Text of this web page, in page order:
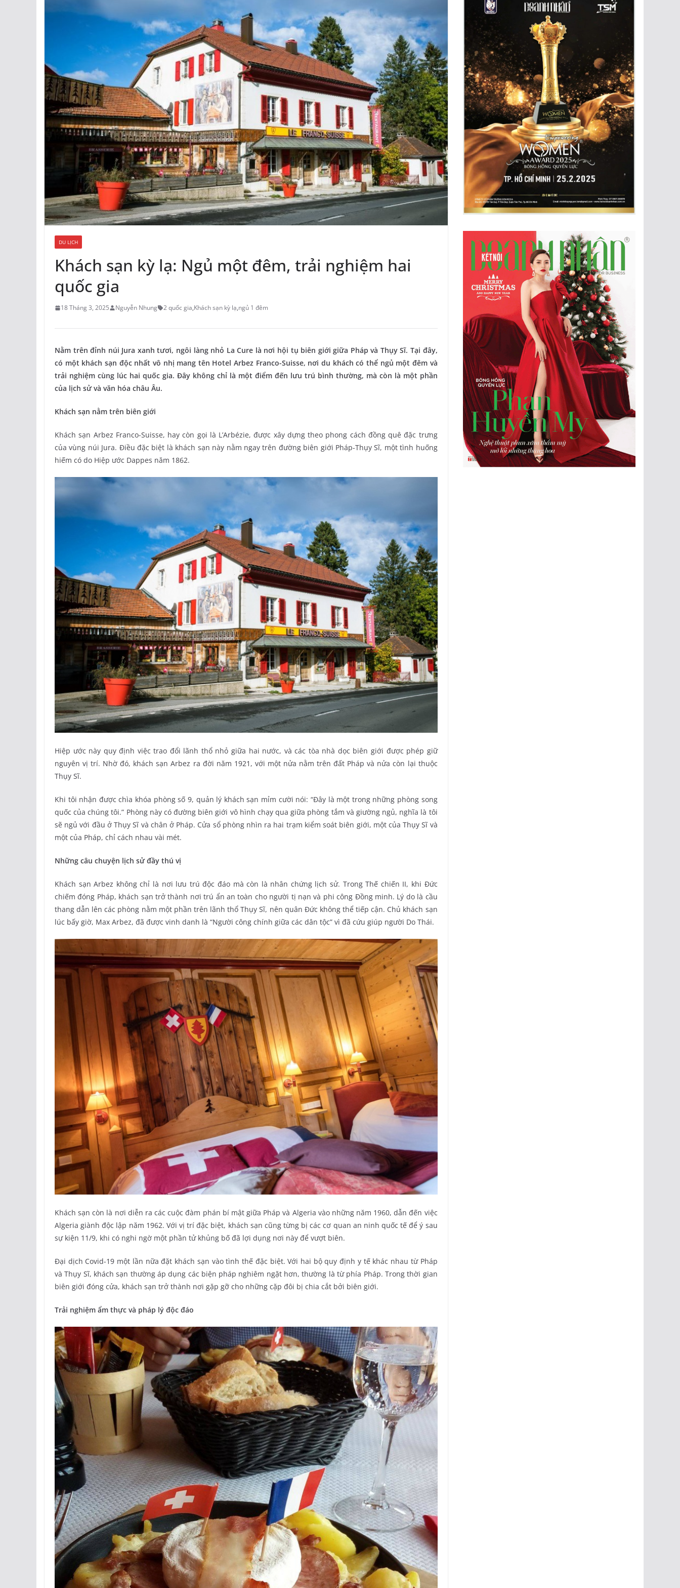
DU LỊCH
Khách sạn kỳ lạ: Ngủ một đêm, trải nghiệm hai
quốc gia
18 Tháng 3, 2025 Nguyễn Nhung 2 quốc gia,Khách sạn kỳ lạ,ngủ 1 đêm
Nằm trên đỉnh núi Jura xanh tươi, ngôi làng nhỏ La Cure là nơi hội tụ biên giới giữa Pháp và Thụy Sĩ. Tại đây,
có một khách sạn độc nhất vô nhị mang tên Hotel Arbez Franco-Suisse, nơi du khách có thể ngủ một đêm và
trải nghiệm cùng lúc hai quốc gia. Đây không chỉ là một điểm đến lưu trú bình thường, mà còn là một phần
của lịch sử và văn hóa châu Âu.
Khách sạn nằm trên biên giới
Khách sạn Arbez Franco-Suisse, hay còn gọi là L’Arbézie, được xây dựng theo phong cách đồng quê đặc trưng
của vùng núi Jura. Điều đặc biệt là khách sạn này nằm ngay trên đường biên giới Pháp-Thụy Sĩ, một tình huống
hiếm có do Hiệp ước Dappes năm 1862.
Hiệp ước này quy định việc trao đổi lãnh thổ nhỏ giữa hai nước, và các tòa nhà dọc biên giới được phép giữ
nguyên vị trí. Nhờ đó, khách sạn Arbez ra đời năm 1921, với một nửa nằm trên đất Pháp và nửa còn lại thuộc
Thụy Sĩ.
Khi tôi nhận được chìa khóa phòng số 9, quản lý khách sạn mỉm cười nói: “Đây là một trong những phòng song
quốc của chúng tôi.” Phòng này có đường biên giới vô hình chạy qua giữa phòng tắm và giường ngủ, nghĩa là tôi
sẽ ngủ với đầu ở Thụy Sĩ và chân ở Pháp. Cửa sổ phòng nhìn ra hai trạm kiểm soát biên giới, một của Thụy Sĩ và
một của Pháp, chỉ cách nhau vài mét.
Những câu chuyện lịch sử đầy thú vị
Khách sạn Arbez không chỉ là nơi lưu trú độc đáo mà còn là nhân chứng lịch sử. Trong Thế chiến II, khi Đức
chiếm đóng Pháp, khách sạn trở thành nơi trú ẩn an toàn cho người tị nạn và phi công Đồng minh. Lý do là cầu
thang dẫn lên các phòng nằm một phần trên lãnh thổ Thụy Sĩ, nên quân Đức không thể tiếp cận. Chủ khách sạn
lúc bấy giờ, Max Arbez, đã được vinh danh là “Người công chính giữa các dân tộc” vì đã cứu giúp người Do Thái.
Khách sạn còn là nơi diễn ra các cuộc đàm phán bí mật giữa Pháp và Algeria vào những năm 1960, dẫn đến việc
Algeria giành độc lập năm 1962. Với vị trí đặc biệt, khách sạn cũng từng bị các cơ quan an ninh quốc tế để ý sau
sự kiện 11/9, khi có nghi ngờ một phần tử khủng bố đã lợi dụng nơi này để vượt biên.
Đại dịch Covid-19 một lần nữa đặt khách sạn vào tình thế đặc biệt. Với hai bộ quy định y tế khác nhau từ Pháp
và Thụy Sĩ, khách sạn thường áp dụng các biện pháp nghiêm ngặt hơn, thường là từ phía Pháp. Trong thời gian
biên giới đóng cửa, khách sạn trở thành nơi gặp gỡ cho những cặp đôi bị chia cắt bởi biên giới.
Trải nghiệm ẩm thực và pháp lý độc đáo